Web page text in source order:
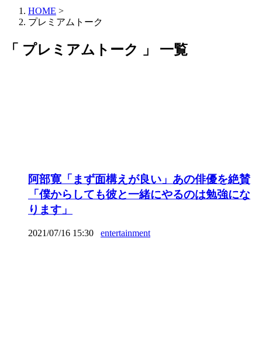
HOME >
プレミアムトーク
「 プレミアムトーク 」 一覧
阿部寛「まず面構えが良い」あの俳優を絶賛
「僕からしても彼と一緒にやるのは勉強にな
ります」
2021/07/16 15:30 entertainment